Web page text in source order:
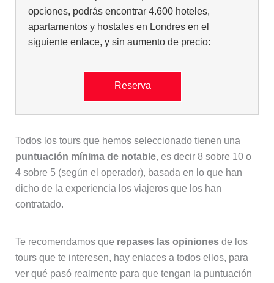
opciones, podrás encontrar 4.600 hoteles,
apartamentos y hostales en Londres en el
siguiente enlace, y sin aumento de precio:
Reserva
Todos los tours que hemos seleccionado tienen una
puntuación mínima de notable, es decir 8 sobre 10 o
4 sobre 5 (según el operador), basada en lo que han
dicho de la experiencia los viajeros que los han
contratado.
Te recomendamos que repases las opinionesde los
tours que te interesen, hay enlaces a todos ellos, para
ver qué pasó realmente para que tengan la puntuación